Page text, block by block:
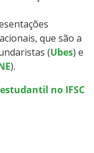
que são a
(Ubes) e
).
no IFSC